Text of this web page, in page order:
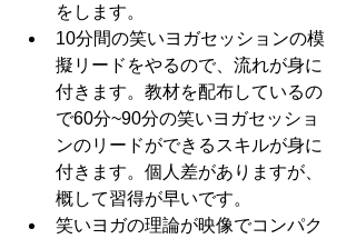
をします。
10分間の笑いヨガセッションの模
擬リードをやるので、流れが身に
付きます。教材を配布しているの
で60分~90分の笑いヨガセッショ
ンのリードができるスキルが身に
付きます。個人差がありますが、
概して習得が早いです。
笑いヨガの理論が映像でコンパク